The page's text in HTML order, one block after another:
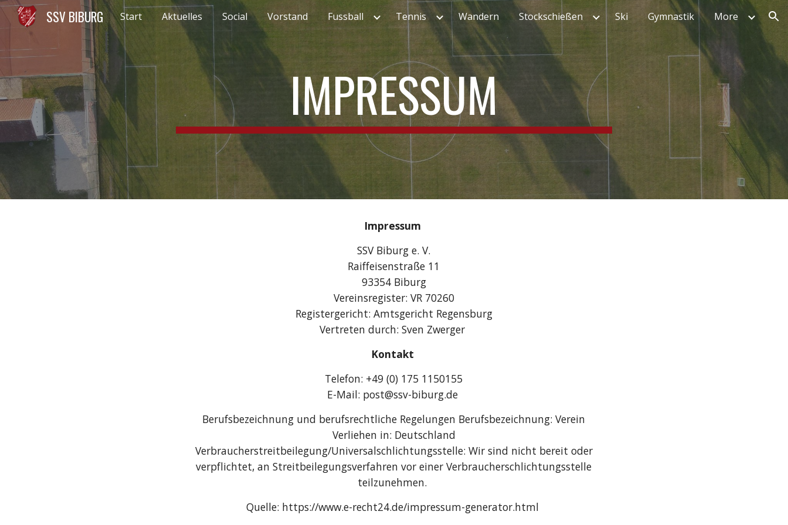
Skip to main content Skip to navigation
SSV BIBURG Start Aktuelles Social Vorstand Fussball Tennis Wandern Stockschießen Ski Gymnastik More
IMPRESSUM
Impressum
SSV Biburg e. V.
Raiffeisenstraße 11
93354 Biburg
Vereinsregister: VR 70260
Registergericht: Amtsgericht Regensburg
Vertreten durch: Sven Zwerger
Kontakt
Telefon: +49 (0) 175 1150155
E-Mail: post@ssv-biburg.de
Berufsbezeichnung und berufsrechtliche Regelungen Berufsbezeichnung: Verein
Verliehen in: Deutschland
Verbraucherstreitbeilegung/Universalschlichtungsstelle: Wir sind nicht bereit oder
verpflichtet, an Streitbeilegungsverfahren vor einer Verbraucherschlichtungsstelle
teilzunehmen.
Quelle: https://www.e-recht24.de/impressum-generator.html